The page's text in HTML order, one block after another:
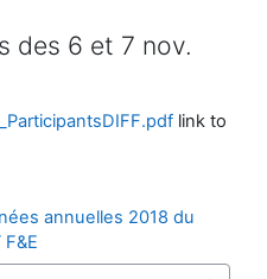
des 6 et 7 nov.
link to
annuelles 2018 du
F&E